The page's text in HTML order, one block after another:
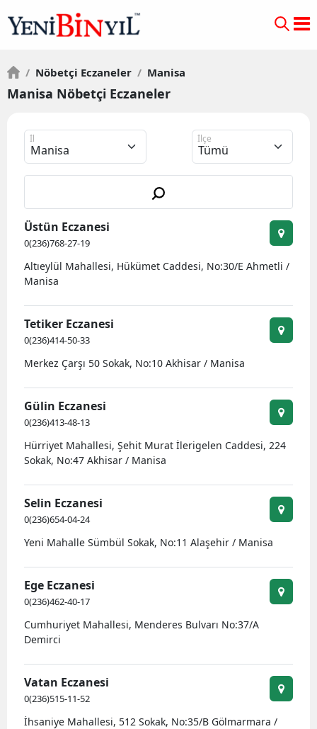
/ Nöbetçi Eczaneler / Manisa
Manisa Nöbetçi Eczaneler
İl İlçe
Üstün Eczanesi
0(236)768-27-19
Altıeylül Mahallesi, Hükümet Caddesi, No:30/E Ahmetli /
Manisa
Tetiker Eczanesi
0(236)414-50-33
Merkez Çarşı 50 Sokak, No:10 Akhisar / Manisa
Gülin Eczanesi
0(236)413-48-13
Hürriyet Mahallesi, Şehit Murat İlerigelen Caddesi, 224
Sokak, No:47 Akhisar / Manisa
Selin Eczanesi
0(236)654-04-24
Yeni Mahalle Sümbül Sokak, No:11 Alaşehir / Manisa
Ege Eczanesi
0(236)462-40-17
Cumhuriyet Mahallesi, Menderes Bulvarı No:37/A
Demirci
Vatan Eczanesi
0(236)515-11-52
İhsaniye Mahallesi, 512 Sokak, No:35/B Gölmarmara /